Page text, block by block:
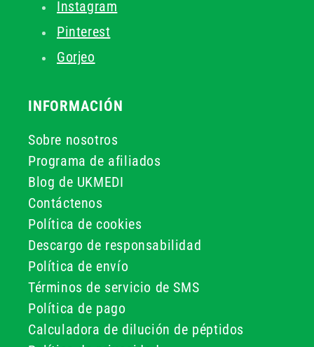
Instagram
Pinterest
Gorjeo
INFORMACIÓN
Sobre nosotros
Programa de afiliados
Blog de UKMEDI
Contáctenos
Política de cookies
Descargo de responsabilidad
Política de envío
Términos de servicio de SMS
Política de pago
Calculadora de dilución de péptidos